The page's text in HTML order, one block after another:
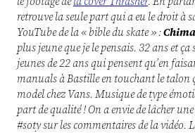
retrouve la seule part qui a eu le droit à
YouTube de la « bible du skate » :
plus jeune que je le pensais. 32 ans et ça
jeunes de 22 ans qui pensent qu’en
manuals à Bastille en touchant le talon
model chez Vans. Musique de type
part de qualité ! On a envie de lâcher
#soty sur les commentaires de la vidéo.